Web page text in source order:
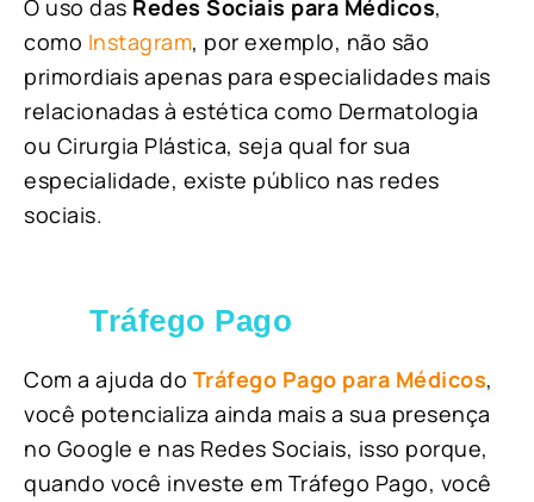
O uso das Redes Sociais para Médicos,
como Instagram, por exemplo, não são
primordiais apenas para especialidades mais
relacionadas à estética como Dermatologia
ou Cirurgia Plástica, seja qual for sua
especialidade, existe público nas redes
sociais.
Tráfego Pago
Com a ajuda do Tráfego Pago para Médicos,
você potencializa ainda mais a sua presença
no Google e nas Redes Sociais, isso porque,
quando você investe em Tráfego Pago, você